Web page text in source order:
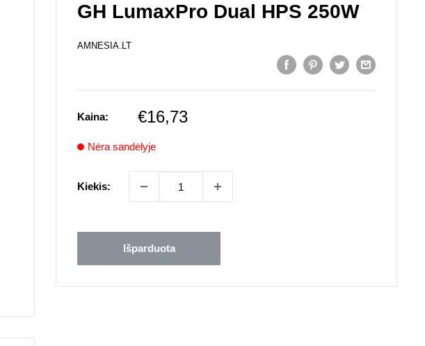
GH LumaxPro Dual HPS 250W
AMNESIA.LT
Kaina:
Pardavimo
€16,73
Nėra sandėlyje
Kiekis:
Išparduota